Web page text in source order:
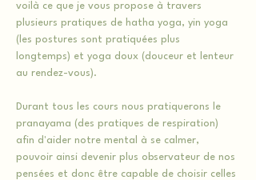
voilà ce que je vous propose à travers
plusieurs pratiques de hatha yoga, yin yoga
(les postures sont pratiquées plus
longtemps) et yoga doux (douceur et lenteur
au rendez-vous).
Durant tous les cours nous pratiquerons le
pranayama (des pratiques de respiration)
afin d'aider notre mental à se calmer,
pouvoir ainsi devenir plus observateur de nos
pensées et donc être capable de choisir celles